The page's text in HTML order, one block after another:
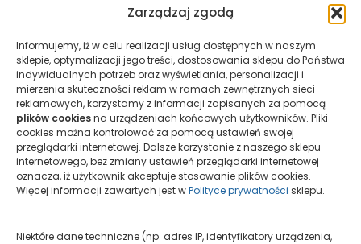
Zarządzaj zgodą
Informujemy, iż w celu realizacji usług dostępnych w naszym
sklepie, optymalizacji jego treści, dostosowania sklepu do Państwa
indywidualnych potrzeb oraz wyświetlania, personalizacji i
mierzenia skuteczności reklam w ramach zewnętrznych sieci
reklamowych, korzystamy z informacji zapisanych za pomocą
plików cookiesna urządzeniach końcowych użytkowników. Pliki
cookies można kontrolować za pomocą ustawień swojej
przeglądarki internetowej. Dalsze korzystanie z naszego sklepu
internetowego, bez zmiany ustawień przeglądarki internetowej
oznacza, iż użytkownik akceptuje stosowanie plików cookies.
Więcej informacji zawartych jest wPolityce prywatności sklepu.
Niektóre dane techniczne (np. adres IP, identyfikatory urządzenia,
gdy po naprawie pracatraci część
Dzięki ubezpieczeniu możesz
kolekcjonować świadomie i spokojnie —
wiedząc, że Twoja inwestycja jest
chroniona na każdym etapie.